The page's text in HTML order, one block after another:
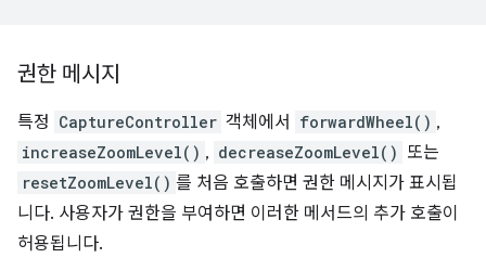
권한 메시지
특정 CaptureController 객체에서 forwardWheel() ,
increaseZoomLevel() , decreaseZoomLevel() 또는
resetZoomLevel() 를 처음 호출하면 권한 메시지가 표시됩
니다. 사용자가 권한을 부여하면 이러한 메서드의 추가 호출이
허용됩니다.